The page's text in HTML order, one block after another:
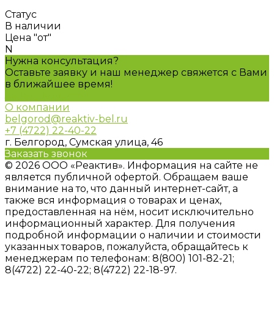
Статус
В наличии
Цена "от"
N
Нужна консультация?
Оставьте заявку и наш менеджер свяжется с Вами
в ближайшее время!
О компании
belgorod@reaktiv-bel.ru
+7 (4722) 22-40-22
г. Белгород, Сумская улица, 46
Заказать звонок
© 2026 ООО «Реактив». Информация на сайте не
является публичной офертой. Обращаем ваше
внимание на то, что данный интернет-сайт, а
также вся информация о товарах и ценах,
предоставленная на нём, носит исключительно
информационный характер. Для получения
подробной информации о наличии и стоимости
указанных товаров, пожалуйста, обращайтесь к
менеджерам по телефонам: 8(800) 101-82-21;
8(4722) 22-40-22; 8(4722) 22-18-97.